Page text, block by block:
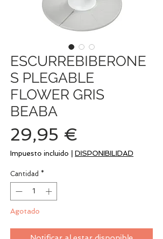
ESCURREBIBERONE
S PLEGABLE
FLOWER GRIS
BEABA
29,95 €
Impuesto incluido DISPONIBILIDAD
Cantidad *
Agotado